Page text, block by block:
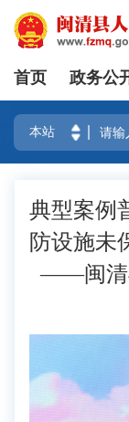
首页 政务公
典型案例
防设施未
——闽清